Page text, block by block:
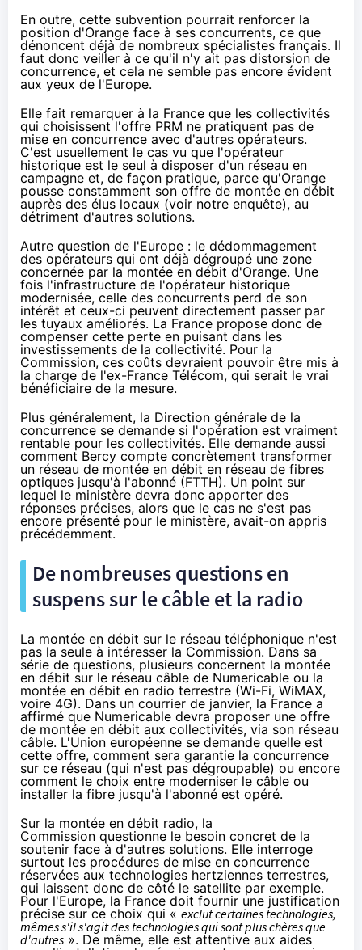
En outre, cette subvention pourrait renforcer la
position d'Orange face à ses concurrents, ce que
dénoncent déjà de nombreux spécialistes français. Il
faut donc veiller à ce qu'il n'y ait pas distorsion de
concurrence, et cela ne semble pas encore évident
aux yeux de l'Europe.
Elle fait remarquer à la France que les collectivités
qui choisissent l'offre PRM ne pratiquent pas de
mise en concurrence avec d'autres opérateurs.
C'est usuellement le cas vu que l'opérateur
historique est le seul à disposer d'un réseau en
campagne et, de façon pratique, parce qu'Orange
pousse constamment son offre de montée en débit
auprès des élus locaux (voir notre enquête), au
détriment d'autres solutions.
Autre question de l'Europe : le dédommagement
des opérateurs qui ont déjà dégroupé une zone
concernée par la montée en débit d'Orange. Une
fois l'infrastructure de l'opérateur historique
modernisée, celle des concurrents perd de son
intérêt et ceux-ci peuvent directement passer par
les tuyaux améliorés. La France propose donc de
compenser cette perte en puisant dans les
investissements de la collectivité. Pour la
Commission, ces coûts devraient pouvoir être mis à
la charge de l'ex-France Télécom, qui serait le vrai
bénéficiaire de la mesure.
Plus généralement, la Direction générale de la
concurrence se demande si l'opération est vraiment
rentable pour les collectivités. Elle demande aussi
comment Bercy compte concrètement transformer
un réseau de montée en débit en réseau de fibres
optiques jusqu'à l'abonné (FTTH). Un point sur
lequel le ministère devra donc apporter des
réponses précises, alors que le cas ne s'est pas
encore présenté pour le ministère, avait-on appris
précédemment.
De nombreuses questions en
suspens sur le câble et la radio
La montée en débit sur le réseau téléphonique n'est
pas la seule à intéresser la Commission. Dans sa
série de questions, plusieurs concernent la montée
en débit sur le réseau câble de Numericable ou la
montée en débit en radio terrestre (Wi-Fi, WiMAX,
voire 4G). Dans un courrier de janvier, la France a
affirmé que Numericable devra proposer une offre
de montée en débit aux collectivités, via son réseau
câble. L'Union européenne se demande quelle est
cette offre, comment sera garantie la concurrence
sur ce réseau (qui n'est pas dégroupable) ou encore
comment le choix entre moderniser le câble ou
installer la fibre jusqu'à l'abonné est opéré.
Sur la montée en débit radio, la
Commission questionne le besoin concret de la
soutenir face à d'autres solutions. Elle interroge
surtout les procédures de mise en concurrence
réservées aux technologies hertziennes terrestres,
qui laissent donc de côté le satellite par exemple.
Pour l'Europe, la France doit fournir une justification
précise sur ce choix qui « exclut certaines technologies,
mêmes s'il s'agit des technologies qui sont plus chères que
d'autres ». De même, elle est attentive aux aides